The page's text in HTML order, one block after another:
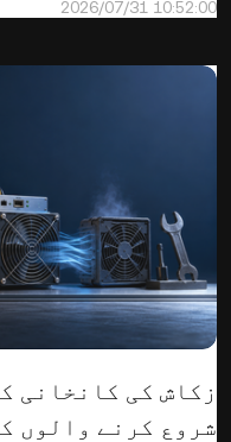
2026/07/31 10:52:00
زکاش کی کانخانی